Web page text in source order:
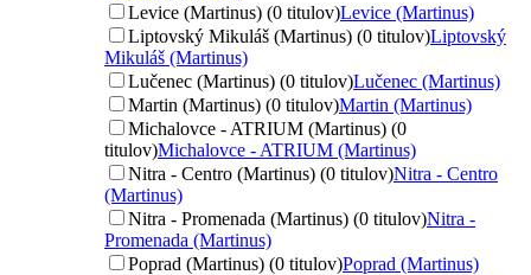
Levice (Martinus) (0 titulov)Levice (Martinus)
Liptovský Mikuláš (Martinus) (0 titulov)Liptovský
Mikuláš (Martinus)
Lučenec (Martinus) (0 titulov)Lučenec (Martinus)
Martin (Martinus) (0 titulov)Martin (Martinus)
Michalovce - ATRIUM (Martinus) (0
titulov)Michalovce - ATRIUM (Martinus)
Nitra - Centro (Martinus) (0 titulov)Nitra - Centro
(Martinus)
Nitra - Promenada (Martinus) (0 titulov)Nitra -
Promenada (Martinus)
Poprad (Martinus) (0 titulov)Poprad (Martinus)